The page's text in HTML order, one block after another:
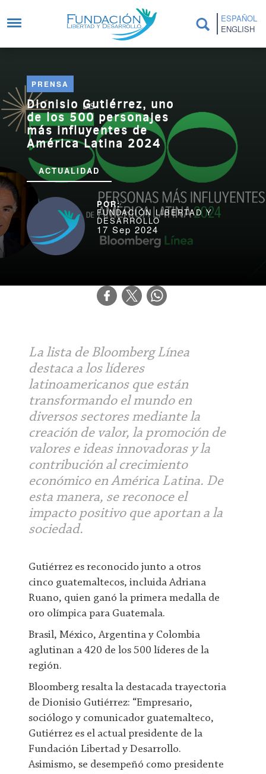
ESPAÑOL
ENGLISH
PRENSA
Dionisio Gutiérrez, uno
de los 500 personajes
más influyentes de
América Latina 2024
ACTUALIDAD
FUNDACIÓN LIBERTAD Y
DESARROLLO
17 Sep 2024
La lista de Bloomberg Línea
destaca a los líderes
latinoamericanos que están
transformando el mundo en
diversos sectores mediante la
creación de valor, la promoción de
valores e ideas innovadoras y la
contribución al crecimiento
económico en América Latina. De
esta manera, se reconoce el
impacto positivo que aportan a la
sociedad.
Gutiérrez es reconocido junto a otros
cinco guatemaltecos, incluida Adriana
Ruano, quien ganó la primera medalla de
oro olímpica para Guatemala.
Brasil, México, Argentina y Colombia
aglutinan a 420 de los 500 líderes de la
región.
Bloomberg resalta la destacada trayectoria
de Dionisio Gutiérrez: “Empresario,
sociólogo y comunicador guatemalteco,
Gutiérrez es el actual presidente de la
Fundación Libertad y Desarrollo.
Asimismo, se desempeñó como presidente